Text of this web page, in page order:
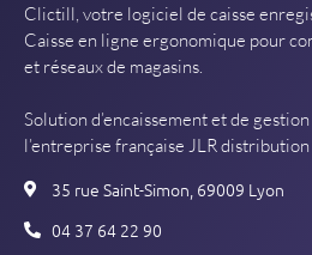
Clictill, votre logiciel de caisse
Caisse en ligne ergonomique pour
et réseaux de magasins.
Solution d’encaissement et de
l’entreprise française JLR distribution
35 rue Saint-Simon, 69009 Lyon
04 37 64 22 90